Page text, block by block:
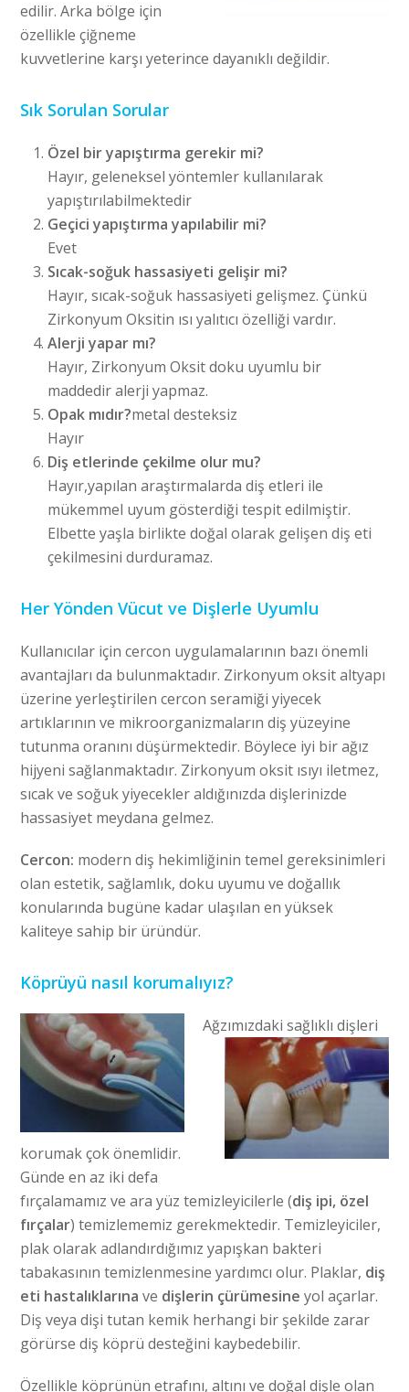
edilir. Arka bölge için
özellikle çiğneme
kuvvetlerine karşı yeterince dayanıklı değildir.
Sık Sorulan Sorular
Özel bir yapıştırma gerekir mi?
Hayır, geleneksel yöntemler kullanılarak
yapıştırılabilmektedir
Geçici yapıştırma yapılabilir mi?
Evet
Sıcak-soğuk hassasiyeti gelişir mi?
Hayır, sıcak-soğuk hassasiyeti gelişmez. Çünkü
Zirkonyum Oksitin ısı yalıtıcı özelliği vardır.
Alerji yapar mı?
Hayır, Zirkonyum Oksit doku uyumlu bir
maddedir alerji yapmaz.
Opak mıdır?metal desteksiz
Hayır
Diş etlerinde çekilme olur mu?
Hayır,yapılan araştırmalarda diş etleri ile
mükemmel uyum gösterdiği tespit edilmiştir.
Elbette yaşla birlikte doğal olarak gelişen diş eti
çekilmesini durduramaz.
Her Yönden Vücut ve Dişlerle Uyumlu
Kullanıcılar için cercon uygulamalarının bazı önemli
avantajları da bulunmaktadır. Zirkonyum oksit altyapı
üzerine yerleştirilen cercon seramiği yiyecek
artıklarının ve mikroorganizmaların diş yüzeyine
tutunma oranını düşürmektedir. Böylece iyi bir ağız
hijyeni sağlanmaktadır. Zirkonyum oksit ısıyı iletmez,
sıcak ve soğuk yiyecekler aldığınızda dişlerinizde
hassasiyet meydana gelmez.
Cercon: modern diş hekimliğinin temel gereksinimleri
olan estetik, sağlamlık, doku uyumu ve doğallık
konularında bugüne kadar ulaşılan en yüksek
kaliteye sahip bir üründür.
Köprüyü nasıl korumalıyız?
Ağzımızdakisağlıklı dişleri
korumak çok önemlidir.
Günde en az iki defa
fırçalamamız ve ara yüz temizleyicilerle (diş ipi, özel
fırçalar) temizlememiz gerekmektedir. Temizleyiciler,
plak olarak adlandırdığımız yapışkan bakteri
tabakasının temizlenmesine yardımcı olur. Plaklar, diş
eti hastalıklarına ve dişlerin çürümesine yol açarlar.
Diş veya dişi tutan kemik herhangi bir şekilde zarar
görürse diş köprü desteğini kaybedebilir.
Özellikle köprünün etrafını, altını ve doğal dişle olan